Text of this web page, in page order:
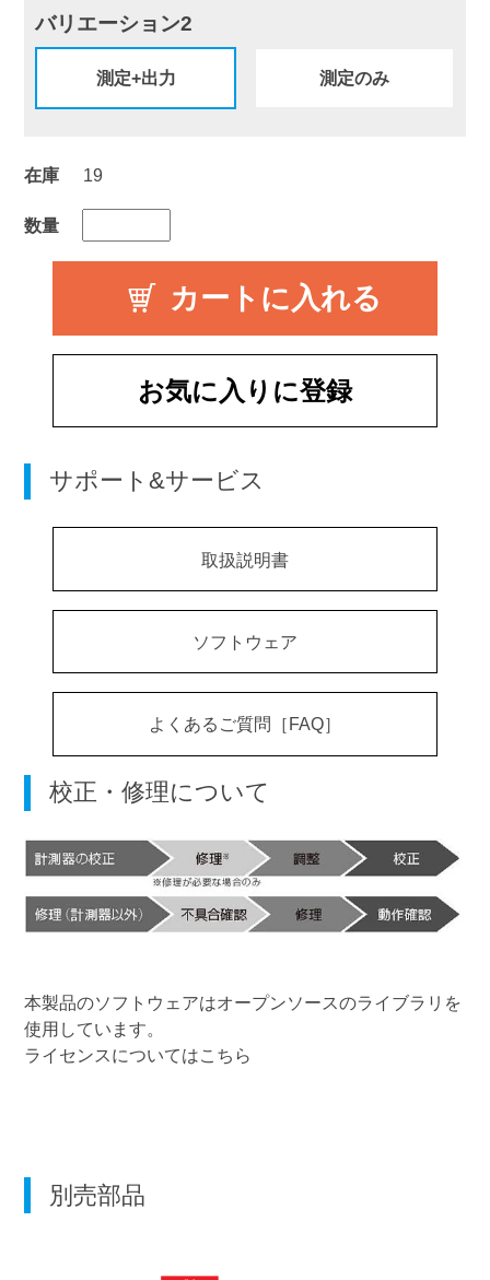
バリエーション2
測定+出力 測定のみ
在庫 19
数量
お気に入りに登録
サポート&サービス
取扱説明書
ソフトウェア
よくあるご質問［FAQ］
校正・修理について
本製品のソフトウェアはオープンソースのライブラリを
使用しています。
ライセンスについてはこちら
別売部品